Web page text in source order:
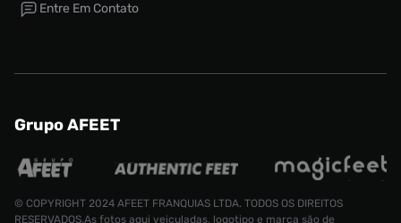
Entre Em Contato
Grupo AFEET
© COPYRIGHT 2024 AFEET FRANQUIAS LTDA. TODOS OS DIREITOS
RESERVADOS.As fotos aqui veiculadas, logotipo e marca são de